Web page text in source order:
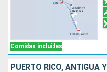
Comidas incluidas